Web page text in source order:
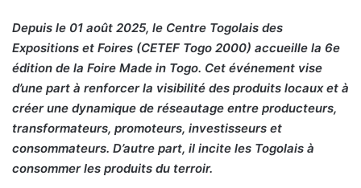
Depuis le 01 août 2025, le Centre Togolais des
Expositions et Foires (CETEF Togo 2000) accueille la 6e
édition de la Foire Made in Togo. Cet événement vise
d’une part à renforcer la visibilité des produits locaux et à
créer une dynamique de réseautage entre producteurs,
transformateurs, promoteurs, investisseurs et
consommateurs. D’autre part, il incite les Togolais à
consommer les produits du terroir.